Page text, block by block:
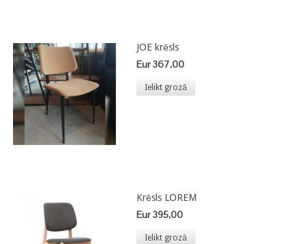
JOE krēsls
Eur 367,00
Ielikt grozā
Krēsls LOREM
Eur 395,00
Ielikt grozā